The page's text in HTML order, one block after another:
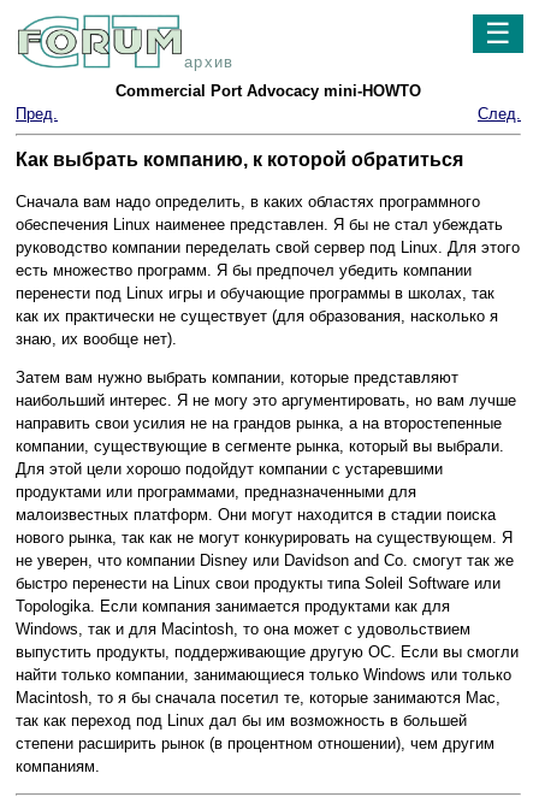
архив
☰
Commercial Port Advocacy mini-HOWTO
Пред.
След.
Как выбрать компанию, к которой обратиться
Сначала вам надо определить, в каких областях программного
обеспечения Linux наименее представлен. Я бы не стал убеждать
руководство компании переделать свой сервер под Linux. Для этого
есть множество программ. Я бы предпочел убедить компании
перенести под Linux игры и обучающие программы в школах, так
как их практически не существует (для образования, насколько я
знаю, их вообще нет).
Затем вам нужно выбрать компании, которые представляют
наибольший интерес. Я не могу это аргументировать, но вам лучше
направить свои усилия не на грандов рынка, а на второстепенные
компании, существующие в сегменте рынка, который вы выбрали.
Для этой цели хорошо подойдут компании с устаревшими
продуктами или программами, предназначенными для
малоизвестных платформ. Они могут находится в стадии поиска
нового рынка, так как не могут конкурировать на существующем. Я
не уверен, что компании Disney или Davidson and Co. смогут так же
быстро перенести на Linux свои продукты типа Soleil Software или
Topologika. Если компания занимается продуктами как для
Windows, так и для Macintosh, то она может с удовольствием
выпустить продукты, поддерживающие другую ОС. Если вы смогли
найти только компании, занимающиеся только Windows или только
Macintosh, то я бы сначала посетил те, которые занимаются Mac,
так как переход под Linux дал бы им возможность в большей
степени расширить рынок (в процентном отношении), чем другим
компаниям.